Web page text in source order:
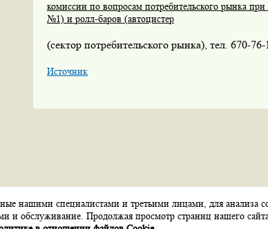
комиссии по вопросам потребительского рынка
№1) и ролл-баров (автоцистер
(сектор потребительского рынка), тел. 670-76-
Источник
Создание сайтов
Веб-студияitsoft
Карта сайта Контакты
нашими специалистами и третьими лицами, для анализа
и обслуживание. Продолжая просмотр страниц нашего